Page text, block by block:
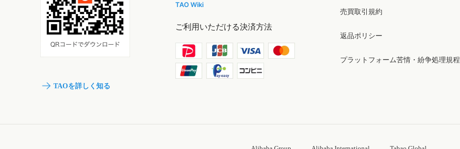
TAOを詳しく知る
TAO Wiki
ご利用いただける決済方法
売買取引規約
返品ポリシー
プラットフォーム苦情・紛争処理規程